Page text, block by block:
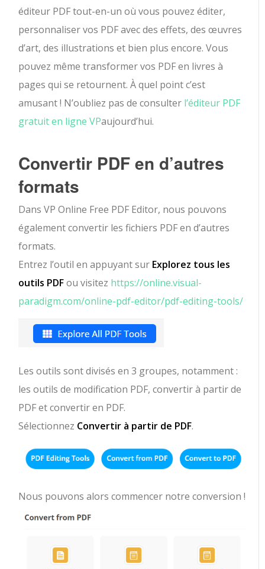
éditeur PDF tout-en-un où vous pouvez éditer,
personnaliser vos PDF avec des effets, des œuvres
d’art, des illustrations et bien plus encore. Vous
pouvez même transformer vos PDF en livres à
pages qui se retournent. À quel point c’est
amusant ! N’oubliez pas de consulter l’éditeur PDF
gratuit en ligne VPaujourd’hui.
Convertir PDF en d’autres
formats
Dans VP Online Free PDF Editor, nous pouvons
également convertir les fichiers PDF en d’autres
formats.
Entrez l’outil en appuyant sur Explorez tous les
outils PDFou visitez https://online.visual-
paradigm.com/online-pdf-editor/pdf-editing-tools/
Les outils sont divisés en 3 groupes, notamment :
les outils de modification PDF, convertir à partir de
PDF et convertir en PDF.
Sélectionnez Convertir à partir de PDF.
Nous pouvons alors commencer notre conversion !